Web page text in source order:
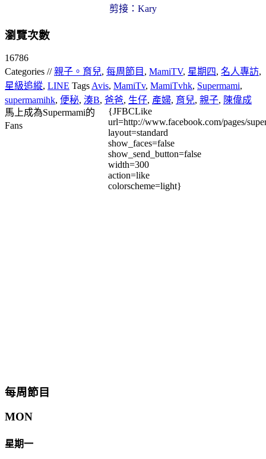
剪接：Kary
瀏覽次數
16786
Categories //親子。育兒, 每周節目 , MamiTV, 星期四, 名人專訪,
星級追縱, LINE Tags Avis, MamiTv, MamiTvhk, Supermami,
supermamihk, 便秘, 湊B, 爸爸, 生仔, 產婦, 育兒, 親子, 陳偉成
馬上成為Supermami的
Fans
{JFBCLike
url=http://www.facebook.com/pages/
layout=standard
show_faces=false
show_send_button=false
width=300
action=like
colorscheme=light}
每周節目
MON
星期一